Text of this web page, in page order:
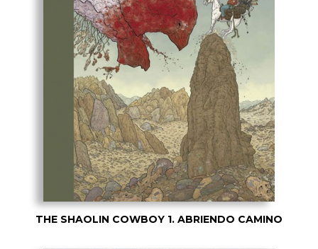
THE SHAOLIN COWBOY 1. ABRIENDO CAMINO